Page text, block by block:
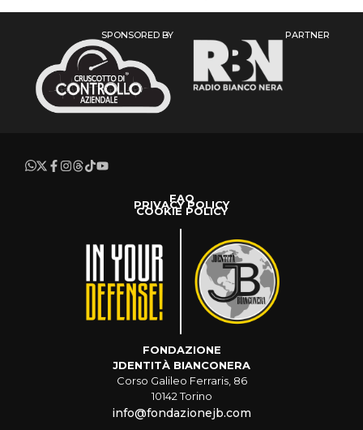
SPONSORED BY PARTNER
FAQ
PRIVACY POLICY
COOKIE POLICY
FONDAZIONE
JDENTITÀ BIANCONERA
Corso Galileo Ferraris, 86
10142 Torino
info@fondazionejb.com